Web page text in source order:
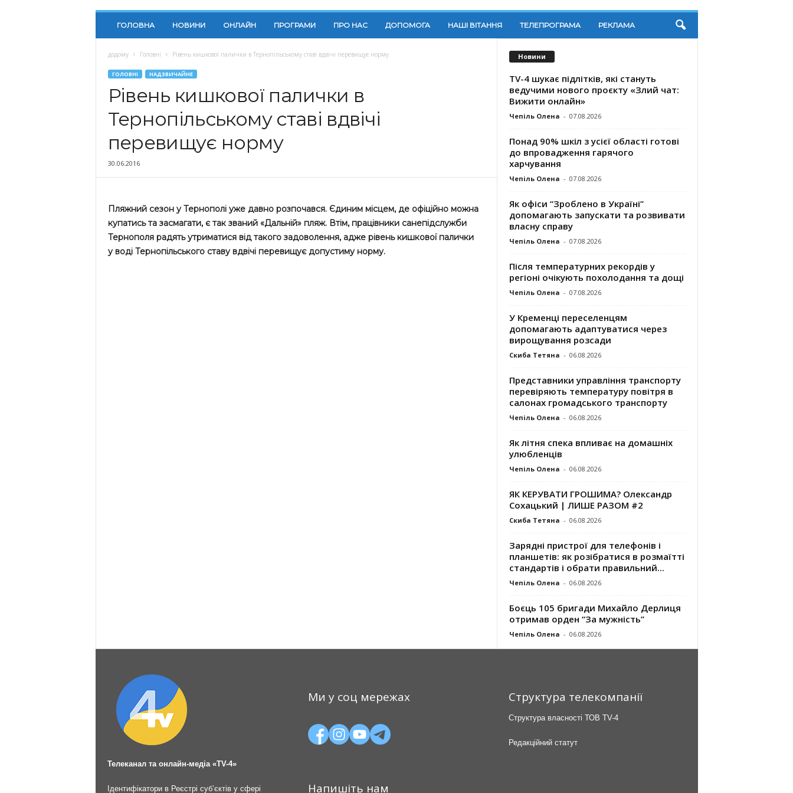
ГОЛОВНА НОВИНИ ОНЛАЙН ПРОГРАМИ ПРО НАС ДОПОМОГА НАШІ ВІТАННЯ ТЕЛЕПРОГРАМА РЕКЛАМА
додому Головні Рівень кишкової палички в Тернопільському ставі вдвічі перевищує норму
ГОЛОВНІ НАДЗВИЧАЙНЕ
Рівень кишкової палички в
Тернопільському ставі вдвічі
перевищує норму
30.06.2016
Пляжний сезон у Тернополі уже давно розпочався. Єдиним місцем, де офіційно можна
купатись та засмагати, є так званий «Дальній» пляж. Втім, працівники санепідслужби
Тернополя радять утриматися від такого задоволення, адже рівень кишкової палички
у воді Тернопільського ставу вдвічі перевищує допустиму норму.
Новини
TV-4 шукає підлітків, які стануть
ведучими нового проєкту «Злий чат:
Вижити онлайн»
Чепіль Олена - 07.08.2026
Понад 90% шкіл з усієї області готові
до впровадження гарячого
харчування
Чепіль Олена - 07.08.2026
Як офіси “Зроблено в Україні”
допомагають запускaти та розвивати
власну справу
Чепіль Олена - 07.08.2026
Після температурних рекордів у
регіоні очікують похолодання та дощі
Чепіль Олена - 07.08.2026
У Кременці переселенцям
допомагають адаптуватися через
вирощування розсади
Скиба Тетяна - 06.08.2026
Представники управління транспорту
перевіряють температуру повітря в
салонах громадського транспорту
Чепіль Олена - 06.08.2026
Як літня спека впливає на домашніх
улюбленців
Чепіль Олена - 06.08.2026
ЯК КЕРУВАТИ ГРОШИМА? Олександр
Сохацький | ЛИШЕ РАЗОМ #2
Скиба Тетяна - 06.08.2026
Зарядні пристрої для телефонів і
планшетів: як розібратися в розмаїтті
стандартів і обрати правильний...
Чепіль Олена - 06.08.2026
Боєць 105 бригади Михайло Дерлиця
отримав орден “За мужність”
Чепіль Олена - 06.08.2026
Телеканал та онлайн-медіа «TV-4»
Ідентифікатори в Реєстрі суб’єктів у сфері
Ми у соц мережах
Напишіть нам
Структура телекомпанії
Структура власності ТОВ TV-4
Редакційний статут